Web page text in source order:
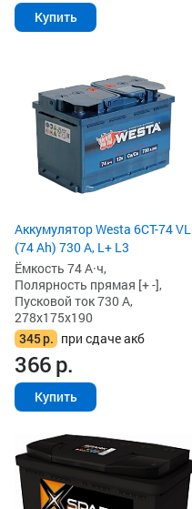
Купить
Аккумулятор Westa 6СТ-74 VL
(74 Ah) 730 А, L+ L3
Ёмкость 74 А·ч,
Полярность прямая [+ -],
Пусковой ток 730 А,
278x175x190
345р. при сдаче акб
366р.
Купить